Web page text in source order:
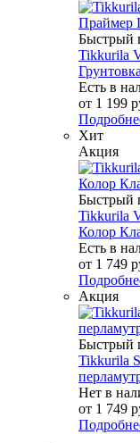
Быстрый
Tikkurila
Есть в
от 1 199
Хит
Акция
Быстрый
Tikkurila
Колор
Есть в
от 1 749
Акция
Быстрый
Tikkurila
Нет в
от 1 749